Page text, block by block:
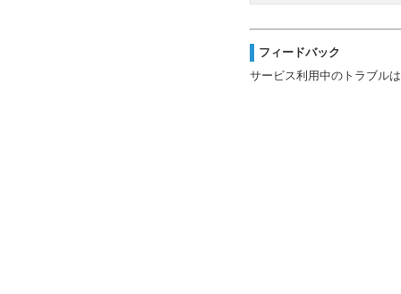
フィードバック
サービス利用中のトラブル